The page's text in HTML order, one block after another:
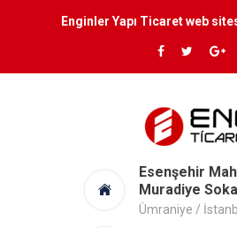
Enginler Yapı Ticaret web
Esenşehir
Muradiye
Ümraniye /